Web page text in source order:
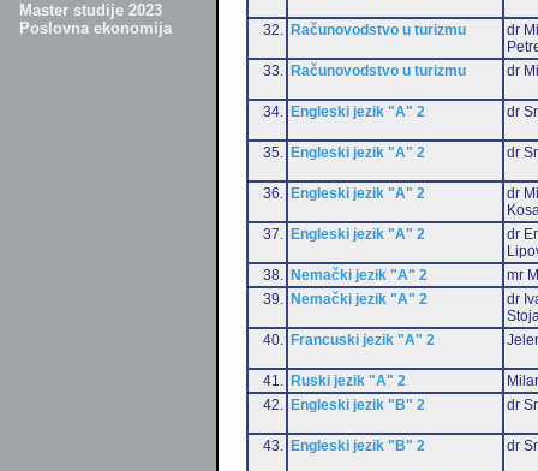
Master studije 2023
Poslovna ekonomija
32. Računovodstvo u turizmu
dr
33.
Računovodstvo u turizmu dr
34. Engleski jezik "A" 2 dr
35. Engleski jezik "A" 2 dr
36. Engleski jezik "A" 2
dr
37.
Engleski jezik "A" 2
dr
38.
Nemački jezik "A" 2
mr
39.
Nemački jezik "A" 2
dr
40.
Francuski jezik "A" 2
41. Ruski jezik "A" 2
42.
Engleski jezik "B" 2 dr
43. Engleski jezik "B" 2 dr